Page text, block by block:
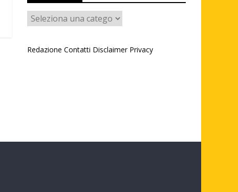
Categorie
Redazione Contatti Disclaimer Privacy